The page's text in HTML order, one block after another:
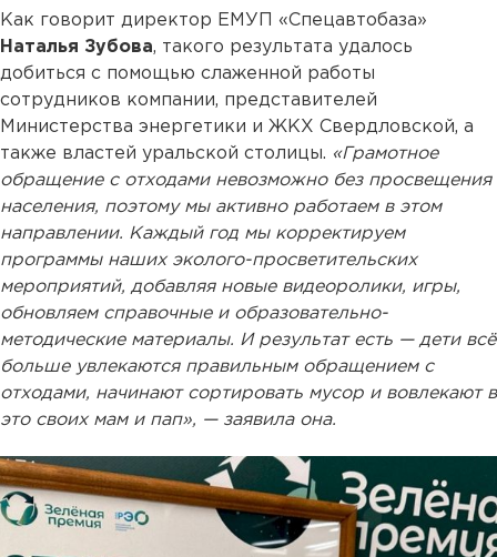
Как говорит директор ЕМУП «Спецавтобаза»
Наталья Зубова, такого результата удалось
добиться с помощью слаженной работы
сотрудников компании, представителей
Министерства энергетики и ЖКХ Свердловской, а
также властей уральской столицы. «Грамотное
обращение с отходами невозможно без просвещения
населения, поэтому мы активно работаем в этом
направлении. Каждый год мы корректируем
программы наших эколого-просветительских
мероприятий, добавляя новые видеоролики, игры,
обновляем справочные и образовательно-
методические материалы. И результат есть — дети всё
больше увлекаются правильным обращением с
отходами, начинают сортировать мусор и вовлекают в
это своих мам и пап», — заявила она.